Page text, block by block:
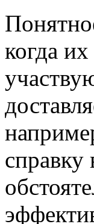
когда
справку